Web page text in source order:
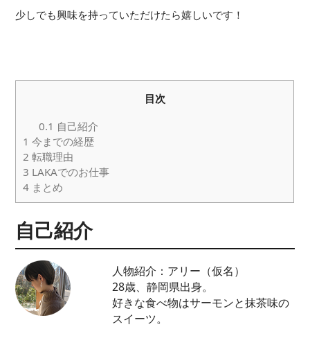
少しでも興味を持っていただけたら嬉しいです！
目次
0.1 自己紹介
1 今までの経歴
2 転職理由
3 LAKAでのお仕事
4 まとめ
自己紹介
人物紹介：アリー（仮名）
28歳、静岡県出身。
好きな食べ物はサーモンと抹茶味の
スイーツ。